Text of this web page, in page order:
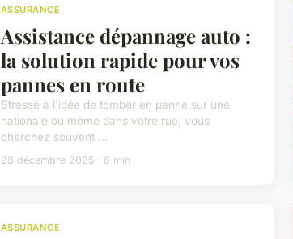
ASSURANCE
Assistance dépannage auto :
la solution rapide pour vos
pannes en route
Stressé à l'idée de tomber en panne sur une
nationale ou même dans votre rue, vous
cherchez souvent ...
28 décembre 2025 · 8 min
ASSURANCE